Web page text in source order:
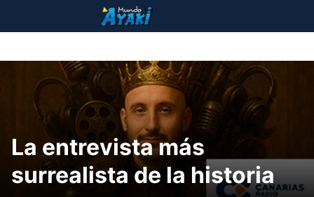
La entrevista más
surrealista de la historia